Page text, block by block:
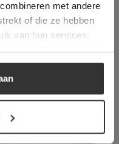
met andere
of die ze hebben
van hun services.
| Lichte